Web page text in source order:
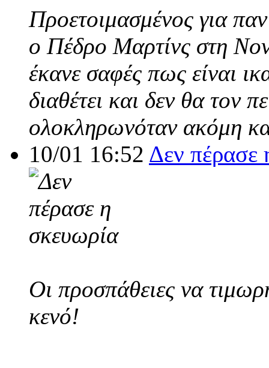
Προετοιμασμένος για
ο Πέδρο Μαρτίνς στη
έκανε σαφές πως είναι
διαθέτει και δεν θα τον
ολοκληρωνόταν ακόμη
10/01 16:52 Δεν πέρασε
Οι προσπάθειες να
κενό!